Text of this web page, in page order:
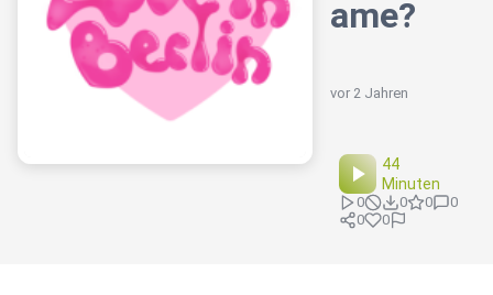
ame?
vor 2 Jahren
44
Minuten
0 0 0
0
0
0